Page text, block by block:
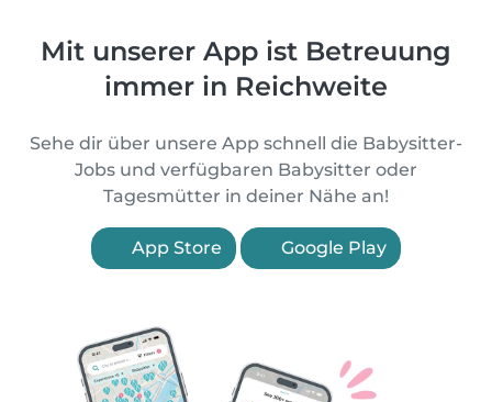
Mit unserer App ist Betreuung
immer in Reichweite
Sehe dir über unsere App schnell die Babysitter-
Jobs und verfügbaren Babysitter oder
Tagesmütter in deiner Nähe an!
App Store Google Play